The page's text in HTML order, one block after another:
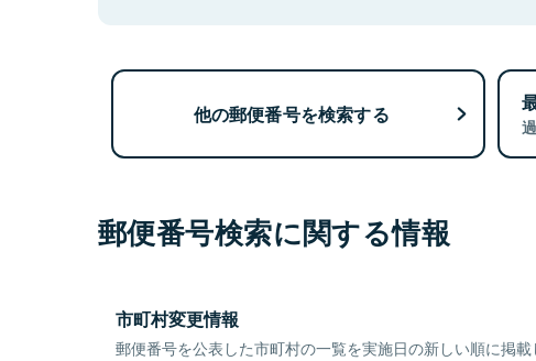
他の郵便番号を検索する
郵便番号検索に関する情報
市町村変更情報
郵便番号を公表した市町村の一覧を実施日の新しい順に掲載